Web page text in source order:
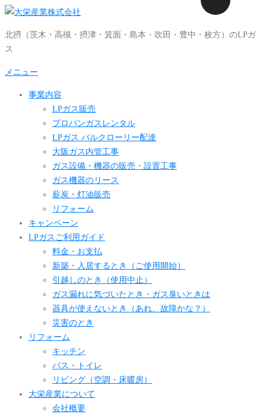
コ
テ
ン
ツ
北摂（茨木・高槻・摂津・箕面・島本・吹田・豊中・枚方）のLPガ
ス
メニュー
事業内容
LPガス販売
プロパンガスレンタル
LPガス バルクローリー配達
大阪ガス内管工事
ガス設備・機器の販売・設置工事
ガス機器のリース
薪炭・灯油販売
リフォーム
キャンペーン
LPガスご利用ガイド
料金・お支払
新築・入居するとき（ご使用開始）
引越しのとき（使用中止）
ガス漏れに気づいたとき・ガス臭いときは
器具が使えないとき（あれ、故障かな？）
災害のとき
リフォーム
キッチン
バス・トイレ
リビング（空調・床暖房）
大栄産業について
会社概要